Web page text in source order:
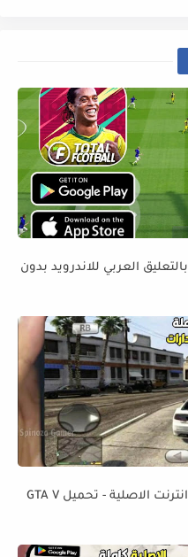
تحميل وتثبيت لعبة Total Football بالتعليق العربي للاندرويد بدون
تحميل جراند GTA 5 للموبايل بدون انترنت الاصلية - تحميل GTA V